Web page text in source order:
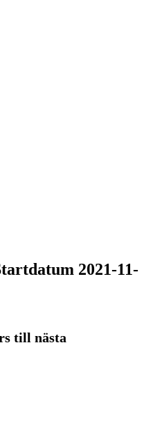
2021-11-
till nästa